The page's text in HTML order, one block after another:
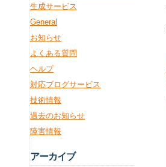
生成サービス
General
お知らせ
よくある質問
ヘルプ
対応ブログサービス
技術情報
過去のお知らせ
障害情報
アーカイブ